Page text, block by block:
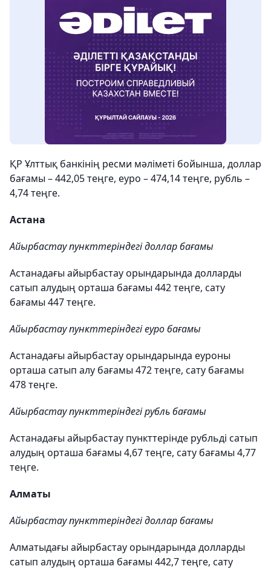
ҚР Ұлттық банкінің ресми мәліметі бойынша, доллар
бағамы – 442,05 теңге, еуро – 474,14 теңге, рубль –
4,74 теңге.
Астана
Айырбастау пункттеріндегі доллар бағамы
Астанадағы айырбастау орындарында долларды
сатып алудың орташа бағамы 442 теңге, сату
бағамы 447 теңге.
Айырбастау пункттеріндегі еуро бағамы
Астанадағы айырбастау орындарында еуроны
орташа сатып алу бағамы 472 теңге, сату бағамы
478 теңге.
Айырбастау пункттеріндегі рубль бағамы
Астанадағы айырбастау пункттерінде рубльді сатып
алудың орташа бағамы 4,67 теңге, сату бағамы 4,77
теңге.
Алматы
Айырбастау пункттеріндегі доллар бағамы
Алматыдағы айырбастау орындарында долларды
сатып алудың орташа бағамы 442,7 теңге, сату